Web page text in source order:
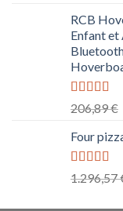
RCB
Enfant
Note5.00
sur 5
206,89€
Four
Note5.00
1.296,57